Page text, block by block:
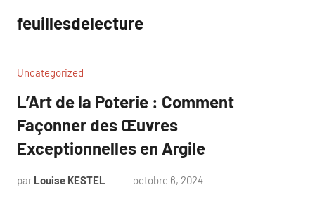
contenu
feuillesdelecture
Uncategorized
L’Art de la Poterie : Comment
Façonner des Œuvres
Exceptionnelles en Argile
par Louise KESTEL octobre 6, 2024